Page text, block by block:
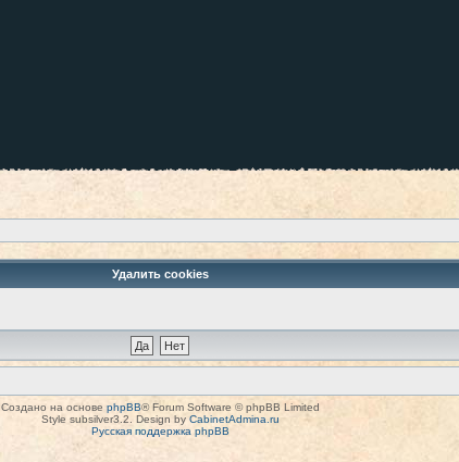
Удалить cookies
Создано на основе phpBB® Forum Software © phpBB Limited
Style subsilver3.2. Design by CabinetAdmina.ru
Русская поддержка phpBB